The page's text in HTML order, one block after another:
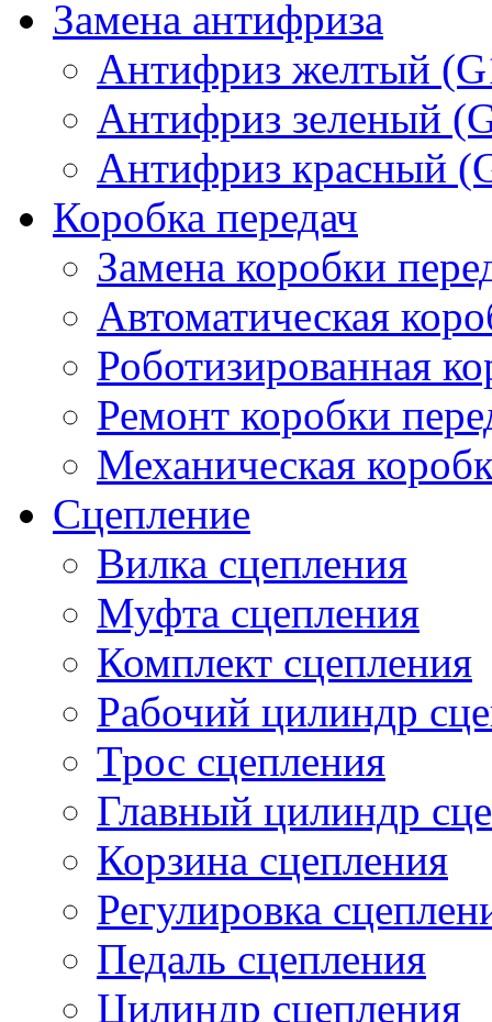
Замена антифриза
Антифриз желтый
Антифриз зеленый
Антифриз красный
Коробка передач
Замена коробки
Автоматическая
Роботизированная
Ремонт коробки
Механическая
Сцепление
Вилка сцепления
Муфта сцепления
Комплект сцепления
Рабочий цилиндр
Трос сцепления
Главный цилиндр
Корзина сцепления
Регулировка
Педаль сцепления
Цилиндр сцепления